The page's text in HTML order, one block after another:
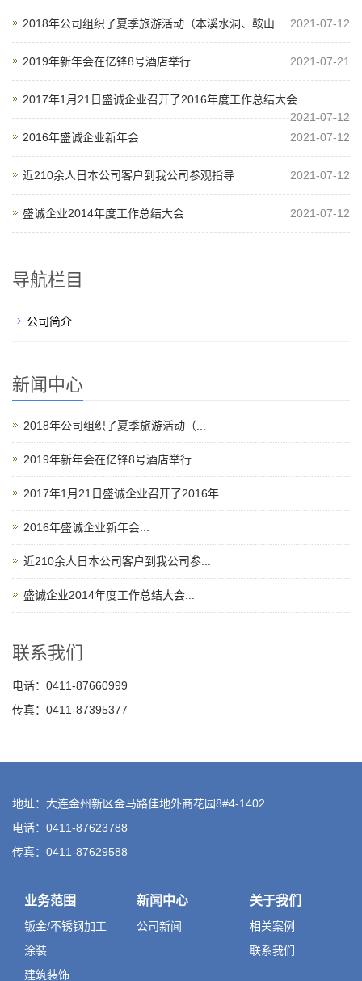
2018年公司组织了夏季旅游活动（本溪水洞、鞍山 2021-07-12
2019年新年会在亿锋8号酒店举行 2021-07-21
2017年1月21日盛诚企业召开了2016年度工作总结大会
2021-07-12
2016年盛诚企业新年会
2021-07-12
近210余人日本公司客户到我公司参观指导 2021-07-12
盛诚企业2014年度工作总结大会 2021-07-12
导航栏目
公司简介
新闻中心
2018年公司组织了夏季旅游活动（...
2019年新年会在亿锋8号酒店举行...
2017年1月21日盛诚企业召开了2016年...
2016年盛诚企业新年会...
近210余人日本公司客户到我公司参...
盛诚企业2014年度工作总结大会...
联系我们
电话：0411-87660999
传真：0411-87395377
地址：大连金州新区金马路佳地外商花园8#4-1402
电话：0411-87623788
传真：0411-87629588
业务范围
钣金/不锈钢加工
涂装
建筑装饰
新闻中心
公司新闻
关于我们
相关案例
联系我们